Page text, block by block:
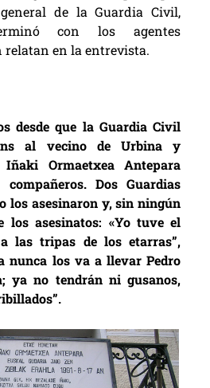
de la Guardia Civil,
con los agentes
relatan en la entrevista.
desde que la Guardia Civil
al vecino de Urbina y
Ormaetxea Antepara
Dos Guardias
los asesinaron y, sin ningún
los asesinatos: «Yo tuve el
las tripas de los etarras”,
nunca los va a llevar Pedro
ya no tendrán ni gusanos,